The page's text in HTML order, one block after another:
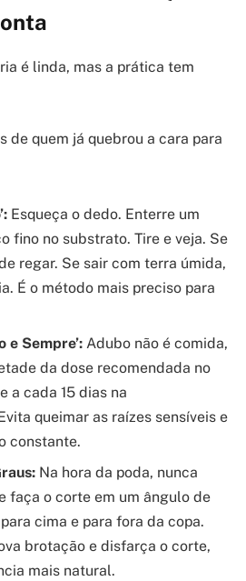
é linda, mas a prática tem
de quem já quebrou a cara para
Esqueça o dedo. Enterre um
fino no substrato. Tire e veja. Se
regar. Se sair com terra úmida,
É o método mais preciso para
e Sempre’: Adubo não é comida,
da dose recomendada no
a cada 15 dias na
queimar as raízes sensíveis e
constante.
Na hora da poda, nunca
faça o corte em um ângulo de
cima e para fora da copa.
brotação e disfarça o corte,
mais natural.